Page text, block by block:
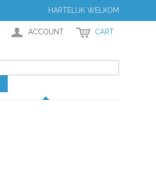
HARTELIJK WELKOM
ACCOUNT CART